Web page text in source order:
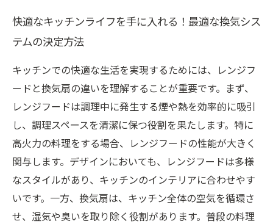
快適なキッチンライフを手に入れる！最適な換気シス
テムの決定方法
キッチンでの快適な生活を実現するためには、レンジフ
ードと換気扇の違いを理解することが重要です。まず、
レンジフードは調理中に発生する煙や熱を効率的に吸引
し、調理スペースを清潔に保つ役割を果たします。特に
高火力の料理をする場合、レンジフードの性能が大きく
関与します。デザインにおいても、レンジフードは多様
なスタイルがあり、キッチンのインテリアに合わせやす
いです。一方、換気扇は、キッチン全体の空気を循環さ
せ、湿気や臭いを取り除く役割があります。普段の料理